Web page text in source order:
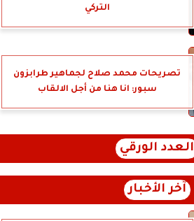
التركي
تصريحات محمد صلاح لجماهير طرابزون
سبور: انا هنا من أجل الالقاب
العدد الورقي
آخر الأخبار